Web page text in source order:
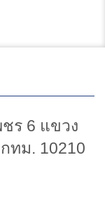
ร 6 แขวง
ทม. 10210